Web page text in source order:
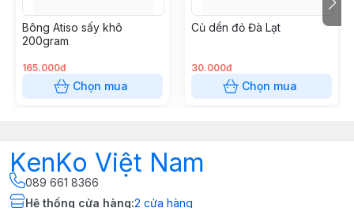
Bông Atiso sấy khô
200gram
165.000đ
Chọn mua
Củ dền đỏ Đà Lạt
30.000đ
Chọn mua
KenKo Việt Nam
089 661 8366
Hệ thống cửa hàng:2 cửa hàng